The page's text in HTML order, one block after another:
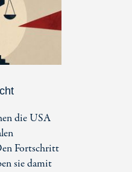
die USA
Fortschritt
sie damit